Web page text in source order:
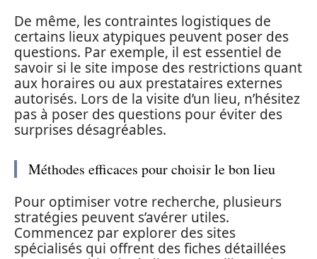
De même, les contraintes logistiques de
certains lieux atypiques peuvent poser des
questions. Par exemple, il est essentiel de
savoir si le site impose des restrictions quant
aux horaires ou aux prestataires externes
autorisés. Lors de la visite d’un lieu, n’hésitez
pas à poser des questions pour éviter des
surprises désagréables.
Méthodes efficaces pour choisir le bon lieu
Pour optimiser votre recherche, plusieurs
stratégies peuvent s’avérer utiles.
Commencez par explorer des sites
spécialisés qui offrent des fiches détaillées